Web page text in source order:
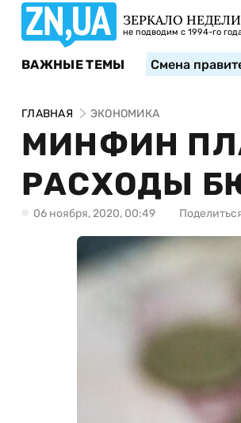
ЗЕРКАЛО НЕДЕЛИ
не подводим с 1994-го
ВАЖНЫЕ ТЕМЫ Смена
ГЛАВНАЯ ЭКОНОМИКА
МИНФИН
РАСХОДЫ
06 ноября, 2020, 00:49